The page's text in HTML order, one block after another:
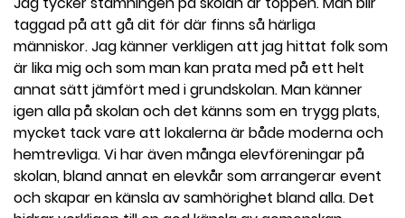
taggad på att gå dit för där finns så härliga
människor. Jag känner verkligen att jag hittat folk som
är lika mig och som man kan prata med på ett helt
annat sätt jämfört med i grundskolan. Man känner
igen alla på skolan och det känns som en trygg plats,
mycket tack vare att lokalerna är både moderna och
hemtrevliga. Vi har även många elevföreningar på
skolan, bland annat en elevkår som arrangerar event
och skapar en känsla av samhörighet bland alla. Det